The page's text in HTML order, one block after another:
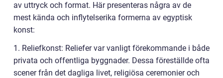
av uttryck och format. Här presenteras några av de
mest kända och inflytelserika formerna av egyptisk
konst:
1. Reliefkonst: Reliefer var vanligt förekommande i både
privata och offentliga byggnader. Dessa föreställde ofta
scener från det dagliga livet, religiösa ceremonier och